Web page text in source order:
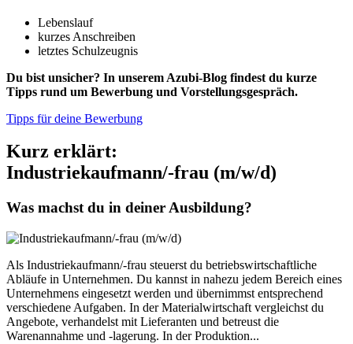
Lebenslauf
kurzes Anschreiben
letztes Schulzeugnis
Du bist unsicher? In unserem Azubi-Blog findest du kurze
Tipps rund um Bewerbung und Vorstellungsgespräch.
Tipps für deine Bewerbung
Kurz erklärt:
Industriekaufmann/-frau (m/w/d)
Was machst du in deiner Ausbildung?
Als Industriekaufmann/-frau steuerst du betriebswirtschaftliche
Abläufe in Unternehmen. Du kannst in nahezu jedem Bereich eines
Unternehmens eingesetzt werden und übernimmst entsprechend
verschiedene Aufgaben. In der Materialwirtschaft vergleichst du
Angebote, verhandelst mit Lieferanten und betreust die
Warenannahme und -lagerung. In der Produktion...